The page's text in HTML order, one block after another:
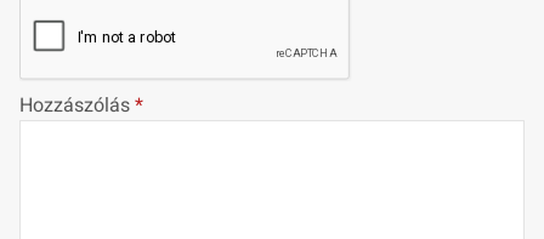
Hozzászólás*